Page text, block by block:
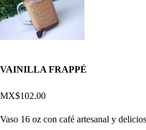
VAINILLA FRAPPÉ
MX$102.00
Vaso 16 oz con café artesanal y